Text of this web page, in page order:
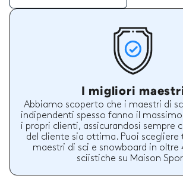
I migliori
Abbiamo scoperto che i maestri di
indipendenti spesso fanno il
i propri clienti, assicurandosi sempre
del cliente sia ottima. Puoi scegliere
maestri di sci e snowboard in oltre
sciistiche su Maison